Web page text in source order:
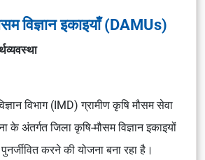
विज्ञान इकाइयाँ (DAMUs)
विभाग (IMD) ग्रामीण कृषि मौसम सेवा
के अंतर्गत जिला कृषि-मौसम विज्ञान इकाइयों
करने की योजना बना रहा है।